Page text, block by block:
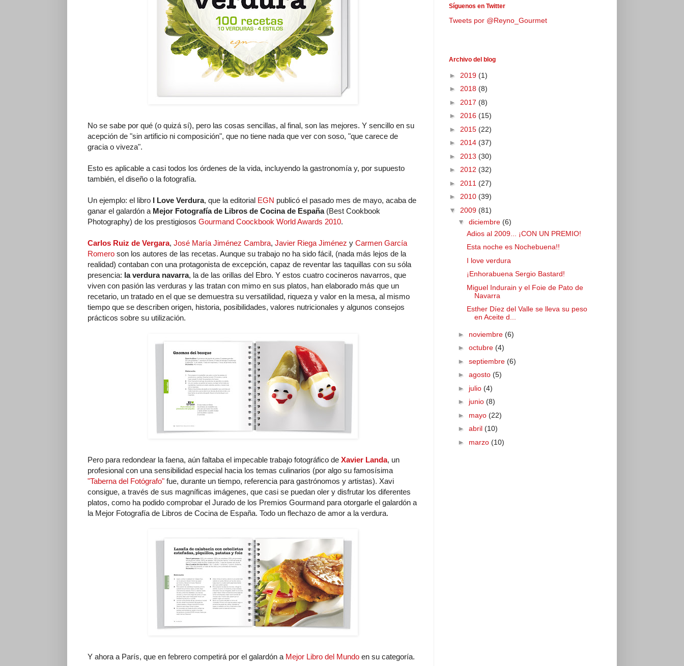
No se sabe por qué (o quizá sí), pero las cosas sencillas, al final, son las mejores. Y sencillo en su
acepción de "sin artificio ni composición", que no tiene nada que ver con soso, "que carece de
gracia o viveza".
Esto es aplicable a casi todos los órdenes de la vida, incluyendo la gastronomía y, por supuesto
también, el diseño o la fotografía.
Un ejemplo: el libro I Love Verdura, que la editorial EGN publicó el pasado mes de mayo, acaba de
ganar el galardón a Mejor Fotografía de Libros de Cocina de España(Best Cookbook
Photography) de los prestigiosos Gourmand Coockbook World Awards 2010.
Carlos Ruiz de Vergara, José María Jiménez Cambra, Javier Riega Jiménez y Carmen García
Romero son los autores de las recetas. Aunque su trabajo no ha sido fácil, (nada más lejos de la
realidad) contaban con una protagonista de excepción, capaz de reventar las taquillas con su sóla
presencia: la verdura navarra, la de las orillas del Ebro. Y estos cuatro cocineros navarros, que
viven con pasión las verduras y las tratan con mimo en sus platos, han elaborado más que un
recetario, un tratado en el que se demuestra su versatilidad, riqueza y valor en la mesa, al mismo
tiempo que se describen origen, historia, posibilidades, valores nutricionales y algunos consejos
prácticos sobre su utilización.
Pero para redondear la faena, aún faltaba el impecable trabajo fotográfico de Xavier Landa, un
profesional con una sensibilidad especial hacia los temas culinarios (por algo su famosísima
"Taberna del Fotógrafo" fue, durante un tiempo, referencia para gastrónomos y artistas). Xavi
consigue, a través de sus magníficas imágenes, que casi se puedan oler y disfrutar los diferentes
platos, como ha podido comprobar el Jurado de los Premios Gourmand para otorgarle el galardón a
la Mejor Fotografía de Libros de Cocina de España. Todo un flechazo de amor a la verdura.
Y ahora a París, que en febrero competirá por el galardón a Mejor Libro del Mundo en su categoría.
Síguenos en Twitter
Tweets por @Reyno_Gourmet
Archivo del blog
► 2019 (1)
► 2018 (8)
► 2017 (8)
► 2016 (15)
► 2015 (22)
► 2014 (37)
► 2013 (30)
► 2012 (32)
► 2011 (27)
► 2010 (39)
▼ 2009 (81)
▼ diciembre (6)
Adios al 2009... ¡CON UN PREMIO!
Esta noche es Nochebuena!!
I love verdura
¡Enhorabuena Sergio Bastard!
Miguel Indurain y el Foie de Pato de
Navarra
Esther Díez del Valle se lleva su peso
en Aceite d...
► noviembre (6)
► octubre (4)
► septiembre (6)
► agosto (5)
► julio (4)
► junio (8)
► mayo (22)
► abril (10)
► marzo (10)